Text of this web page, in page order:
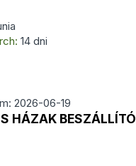
14 dni
2026-06-19
HÁZAK